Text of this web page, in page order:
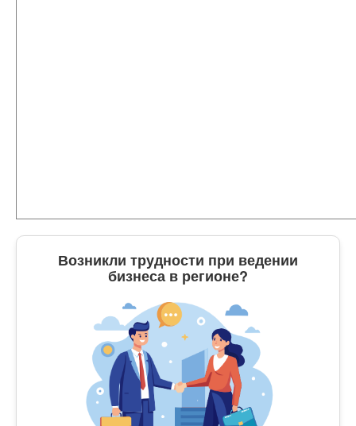
Возникли трудности при ведении
бизнеса в регионе?